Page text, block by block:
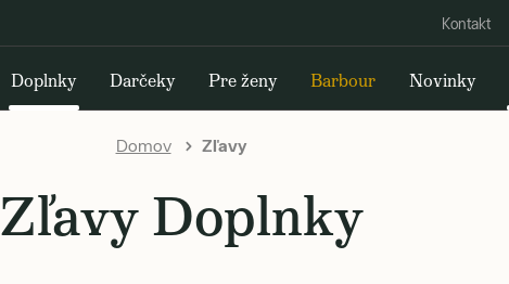
Kontakt
Doplnky Darčeky Pre ženy Barbour Novinky
Domov Zľavy
Zľavy Doplnky